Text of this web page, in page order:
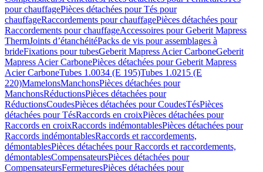
pour chauffagePièces détachées pour Tés pour
chauffageRaccordements pour chauffagePièces détachées pour
Raccordements pour chauffageAccessoires pour Geberit Mapress
ThermJoints d’étanchéitéPacks de vis pour assemblages à
brideFixations pour tubesGeberit Mapress Acier CarboneGeberit
Mapress Acier CarbonePièces détachées pour Geberit Mapress
Acier CarboneTubes 1.0034 (E 195)Tubes 1.0215 (E
220)MamelonsManchonsPièces détachées pour
ManchonsRéductionsPièces détachées pour
RéductionsCoudesPièces détachées pour CoudesTésPièces
détachées pour TésRaccords en croixPièces détachées pour
Raccords en croixRaccords indémontablesPièces détachées pour
Raccords indémontablesRaccords et raccordements,
démontablesPièces détachées pour Raccords et raccordements,
démontablesCompensateursPièces détachées pour
CompensateursFermeturesPièces détachées pour